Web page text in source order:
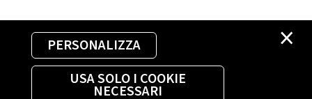
×
PERSONALIZZA
USA SOLO I COOKIE
NECESSARI